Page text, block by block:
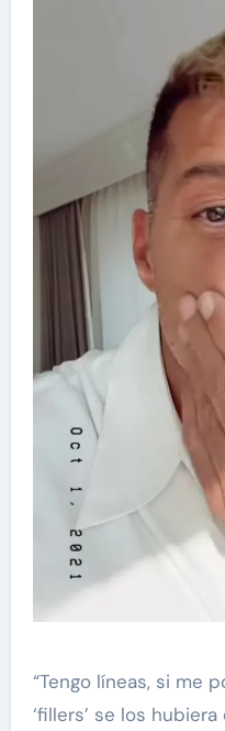
“Tengo líneas, si me
‘fillers’ se los